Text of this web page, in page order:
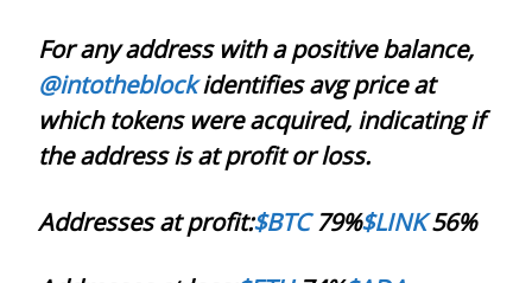
For any address with a positive balance,
@intotheblockidentifies avg price at
which tokens were acquired, indicating if
the address is at profit or loss.
Addresses at profit:$BTC79%$LINK56%